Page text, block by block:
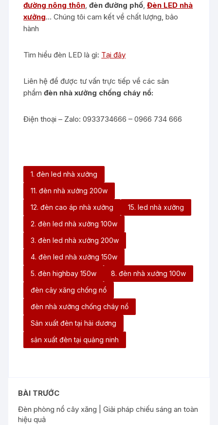
đường nông thôn,đèn đường phố,Đèn LED nhà
xưởng… Chúng tôi cam kết về chất lượng, bảo
hành
Tìm hiểu đèn LED là gì: Tại đây
Liên hệ để được tư vấn trực tiếp về các sản
phẩmđèn nhà xưởng chống cháy nổ:
Điện thoại – Zalo: 0933734666 – 0966 734 666
1. đèn led nhà xưởng
11. đèn nhà xưởng 200w
12. đèn cao áp nhà xưởng
15. led nhà xưởng
2. đèn led nhà xưởng 100w
3. đèn led nhà xưởng 200w
4. đèn led nhà xưởng 150w
5. đèn highbay 150w
8. đèn nhà xưởng 100w
đèn cây xăng chống nổ
đèn nhà xưởng chống cháy nổ
Sản xuất đèn tại hải dương
sản xuất đèn tại quảng ninh
BÀI TRƯỚC
Đèn phòng nổ cây xăng | Giải pháp chiếu sáng an toàn
hiệu quả